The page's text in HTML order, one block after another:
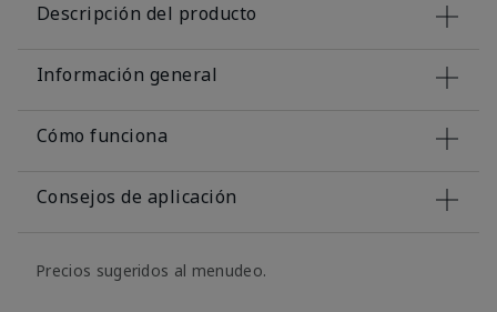
Descripción del producto
Información general
Cómo funciona
Consejos de aplicación
Precios sugeridos al menudeo.